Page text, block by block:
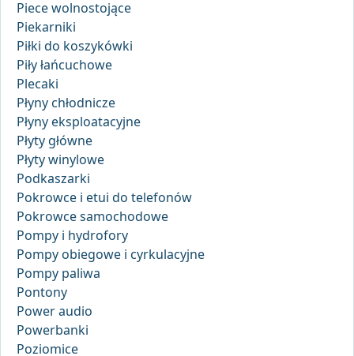
Piece wolnostojące
Piekarniki
Piłki do koszykówki
Piły łańcuchowe
Plecaki
Płyny chłodnicze
Płyny eksploatacyjne
Płyty główne
Płyty winylowe
Podkaszarki
Pokrowce i etui do telefonów
Pokrowce samochodowe
Pompy i hydrofory
Pompy obiegowe i cyrkulacyjne
Pompy paliwa
Pontony
Power audio
Powerbanki
Poziomice